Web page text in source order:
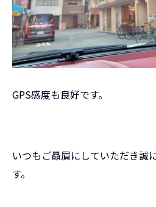
GPS感度も良好です。
いつもご贔屓にしていただき誠
す。